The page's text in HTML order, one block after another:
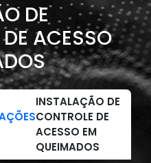
DE
ACESSO
INSTALAÇÃO DE
CONTROLE DE
ACESSO EM
QUEIMADOS